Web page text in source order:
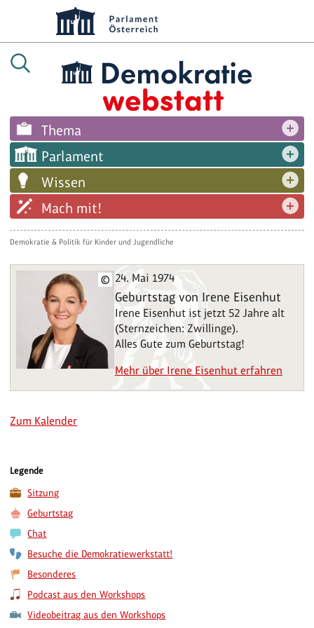
Thema
Parlament
Wissen
Mach mit!
Demokratie & Politik für Kinder und Jugendliche
© 24. Mai 1974
Geburtstag von Irene Eisenhut
Irene Eisenhut ist jetzt 52 Jahre alt
(Sternzeichen: Zwillinge).
Alles Gute zum Geburtstag!
Mehr über Irene Eisenhut erfahren
Zum Kalender
Legende
Sitzung
Geburtstag
Chat
Besuche die Demokratiewerkstatt!
Besonderes
Podcast aus den Workshops
Videobeitrag aus den Workshops